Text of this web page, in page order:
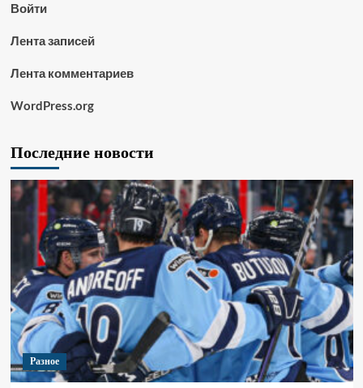
Войти
Лента записей
Лента комментариев
WordPress.org
Последние новости
Разное